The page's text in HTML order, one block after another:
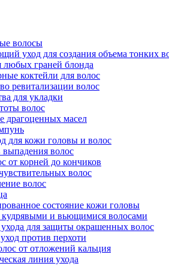
волосы
уход для создания объема тонких
любых граней блонда
коктейли для волос
ревитализации волос
для укладки
волос
драгоценных масел
для кожи головы и волос
выпадения волос
от корней до кончиков
волос
волос
состояние кожи головы
кудрявыми и вьющимися волосами
для защиты окрашенных волос
против перхоти
от отложений кальция
линия ухода